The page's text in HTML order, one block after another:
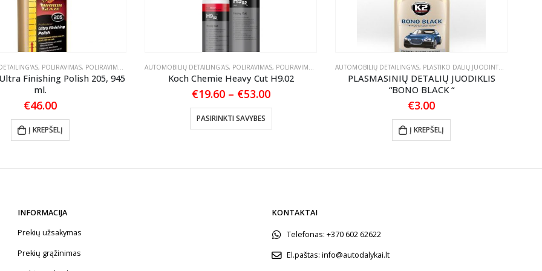
, POLIRAVIMAS, POLIRAVIMO PASTOS
Finishing Polish 205, 945
ml.
€46.00
Į KREPŠELĮ
AUTOMOBILIŲ DETAILING'AS, POLIRAVIMAS, POLIRAVIMO PASTOS
Koch Chemie Heavy Cut H9.02
€19.60 – €53.00Price
range:
through
PASIRINKTI SAVYBES
This product has multiple variants. The options may be chosen on the product page
AUTOMOBILIŲ DETAILING'AS, PLASTIKO DALIŲ JUODINTOJAI/ATNAUJINTOJAI
PLASMASINIŲ DETALIŲ JUODIKLIS
“BONO BLACK “
€3.00
Į KREPŠELĮ
INFORMACIJA
Prekių užsakymas
Prekių grąžinimas
KONTAKTAI
Telefonas: +370 602 62622
El.paštas: info@autodalykai.lt